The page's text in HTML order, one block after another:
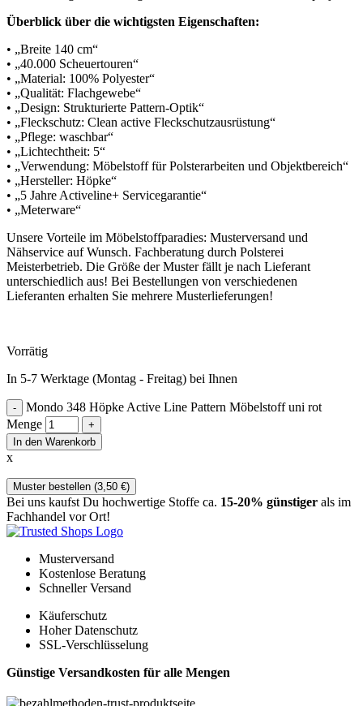
Überblick über die wichtigsten Eigenschaften:
• „Breite 140 cm“
• „40.000 Scheuertouren“
• „Material: 100% Polyester“
• „Qualität: Flachgewebe“
• „Design: Strukturierte Pattern-Optik“
• „Fleckschutz: Clean active Fleckschutzausrüstung“
• „Pflege: waschbar“
• „Lichtechtheit: 5“
• „Verwendung: Möbelstoff für Polsterarbeiten und Objektbereich“
• „Hersteller: Höpke“
• „5 Jahre Activeline+ Servicegarantie“
• „Meterware“
Unsere Vorteile im Möbelstoffparadies: Musterversand und
Nähservice auf Wunsch. Fachberatung durch Polsterei
Meisterbetrieb. Die Größe der Muster fällt je nach Lieferant
unterschiedlich aus! Bei Bestellungen von verschiedenen
Lieferanten erhalten Sie mehrere Musterlieferungen!
Vorrätig
In 5-7 Werktage (Montag - Freitag) bei Ihnen
Mondo 348 Höpke Active Line Pattern Möbelstoff uni rot
Menge
In den Warenkorb
x
Muster bestellen (3,50 €)
Bei uns kaufst Du hochwertige Stoffe ca. 15-20% günstiger als im
Fachhandel vor Ort!
Musterversand
Kostenlose Beratung
Schneller Versand
Käuferschutz
Hoher Datenschutz
SSL-Verschlüsselung
Günstige Versandkosten für alle Mengen